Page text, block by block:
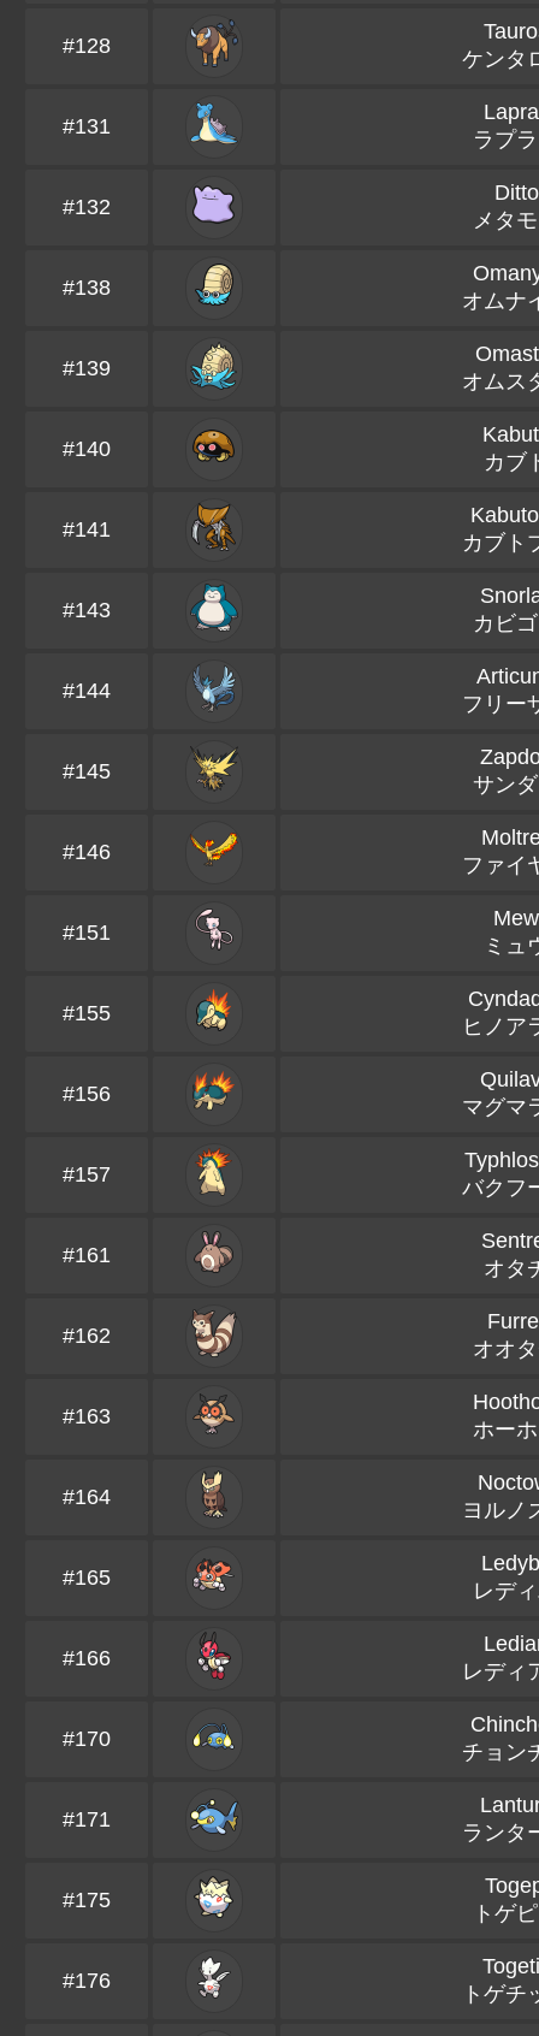
#128
ケンタ
#131
ラプ
#132
Ditto
メタ
#138
オムナ
#139
オムス
#140
カブ
#141
カブト
#143
カビ
#144
フリー
#145
サン
#146
ファイ
#151
Mew
ミュ
#155
ヒノア
#156
マグマ
#157
バクフ
#161
オタ
#162
オオ
#163
ホー
#164
ヨルノ
#165
レデ
#166
レディ
#170
チョン
#171
ランタ
#175
トゲ
#176
トゲチ